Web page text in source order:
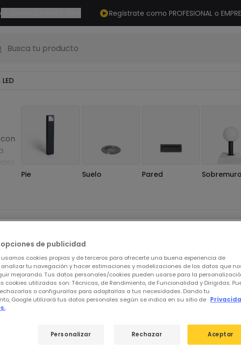
Regístrate como PROFESIONAL o
Busca tu producto
Pie Suelo Pared
opciones de publicidad
usamos cookies propias y de terceros para ofrecerte una buena experiencia de
tu navegación y hacer estimaciones y modelizaciones de los datos que
mejorando. Tus datos personales/cookies pueden usarse para la
cookies utilizadas son: Técnicas, de Rendimiento, de Funcionalidad y Dirigidas.
o configurarlas para adaptarlas a tus necesidades. Dando tu
Google utilizará tus datos personales según se indica en su sitio de
Rechazar Aceptar
Personalizar